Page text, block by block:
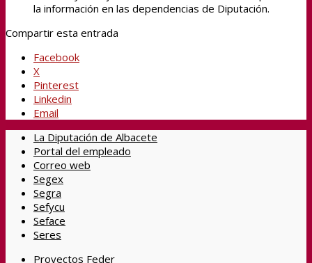
la información en las dependencias de Diputación.
Compartir esta entrada
Facebook
X
Pinterest
Linkedin
Email
La Diputación de Albacete
Portal del empleado
Correo web
Segex
Segra
Sefycu
Seface
Seres
Proyectos Feder